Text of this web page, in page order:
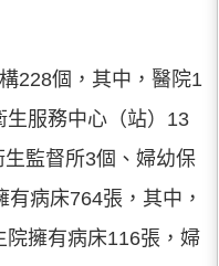
228個，其中，醫院1
生服務中心（站）13
監督所3個、婦幼保
病床764張，其中，
擁有病床116張，婦